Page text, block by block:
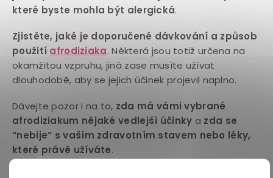
které byste mohla být alergická.
Zjistěte, jaké je doporučené dávkování a způsob
použití afrodiziaka. Některá jsou totiž určena na
okamžitou vzpruhu, jiná zase musíte užívat
dlouhodobě, aby se jejich účinek projevil naplno.
Dávejte pozor i na to, zda má vámi vybrané
afrodiziakum nějaké vedlejší účinky a zda se
“nebije” s vaším zdravotním stavem nebo léky,
které právě užíváte.